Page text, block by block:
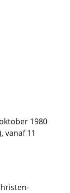
1980
vanaf 11